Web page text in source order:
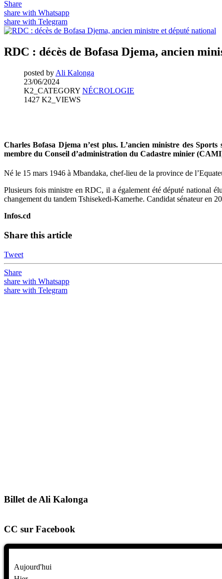
Share
share with Whatsapp
share with Telegram
RDC : décès de Bofasa Djema, ancien
posted by Ali Kalonga
23/06/2024
K2_CATEGORY NÉCROLOGIE
1427 K2_VIEWS
Charles Bofasa Djema n’est plus. L’ancien ministre des
membre du Conseil d’administration du Cadastre minier
Né le 15 mars 1946 à Mbandaka, chef-lieu de la province de
Plusieurs fois ministre en RDC, il a également été député national
changement du tandem Tshisekedi-Kamerhe. Candidat sénateur en
Infos.cd
Share this article
Tweet
Share
share with Whatsapp
share with Telegram
Billet de Ali Kalonga
CC sur Facebook
Aujourd'hui